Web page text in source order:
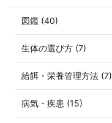
図鑑 (40)
生体の選び方 (7)
給餌・栄養管理方法 (7)
病気・疾患 (15)